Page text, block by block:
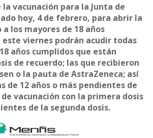
vacunación para la Junta de
hoy, 4 de febrero, para abrir la
los mayores de 18 años
este viernes podrán acudir todas
años cumplidos que están
de recuerdo; las que recibieron
o la pauta de AstraZeneca; así
de 12 años o más pendientes de
vacunación con la primera dosis
de la segunda dosis.